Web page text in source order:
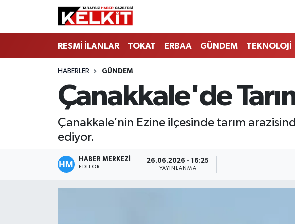
RESMİ İLANLAR TOKAT ERBAA GÜNDEM TEKNOLOJİ
HABERLER GÜNDEM
Çanakkale'de
Çanakkale’nin Ezine ilçesinde tarım
ediyor.
HABER MERKEZİ
EDITÖR
26.06.2026 - 16:25
YAYINLANMA